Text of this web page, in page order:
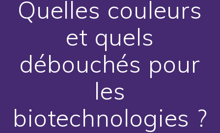
Quelles couleurs
et quels
débouchés pour
les
biotechnologies ?